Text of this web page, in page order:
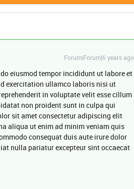
Forum|Forum|6 years ago
eiusmod tempor incididunt ut labore et
exercitation ullamco laboris nisi ut
in voluptate velit esse cillum
non proident sunt in culpa qui
sit amet consectetur adipiscing elit
aliqua ut enim ad minim veniam quis
consequat duis aute irure dolor
nulla pariatur excepteur sint occaecat